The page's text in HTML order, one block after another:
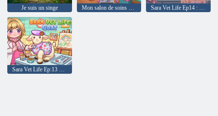
Je suis un singe Mon salon de soins pour animaux : Obby Dress-Up 3D Sara Vet Life Ep14 : Chouette
Sara Vet Life Ep:13 Chèvre